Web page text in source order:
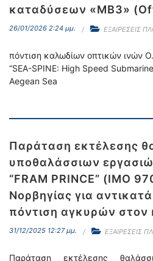
καταδύσεων «ΜΒ3»
26/01/2026 2:24 μμ. ΕΞΑΙΡΕΣΕΙΣ
πόντιση καλωδίων οπτικών ινών
“SEA-SPINE: High Speed
Aegean Sea
Παράταση εκτέλεσης
υποθαλάσσιων
“FRAM PRINCE” (IMO
Νορβηγίας για
πόντιση αγκυρών στον
31/12/2025 12:27 μμ. ΕΞΑΙΡΕΣΕΙΣ
Παράταση εκτέλεσης